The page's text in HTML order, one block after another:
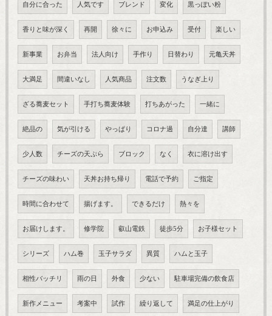
自分に合った 人気です ブレンド 変化 黒っぽい粉
香りと味が深く 再開 徐々に お申込み 受付 楽しい
新事業 お弁当 法人向け 手作り 日替わり 元亀天丼
大満足 間違いなし 人気商品 注文数 うなぎ上り
ざる蕎麦セット 手打ち蕎麦体験 打ちあがった 一緒に
絶品の 気が引ける やっぱり コロナ過 自分達 講師
少人数 チーズの天ぷら ブロック なく 衣に溶け出す
チーズの味わい 天丼お持ち帰り 電話で予約 ご指定
時間に合わせて 揚げます。 できるだけ 熱々を
お届けします。 修学院 叡山電鉄 徒歩5分 お子様セット
シリーズ ハム巻 玉子サラダ 異質 ハムと玉子
相性バッチリ 雨の日 外食 少ない 駐車場完備の飲食店
新作メニュー 考案中 試作 繰り返して 満足の仕上がり